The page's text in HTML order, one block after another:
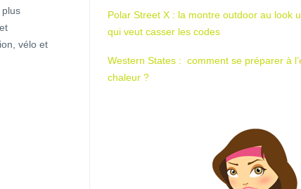
plus
et
vélo et
Polar Street X : la montre outdoor au look
qui veut casser les codes
Western States : comment se préparer à
chaleur ?